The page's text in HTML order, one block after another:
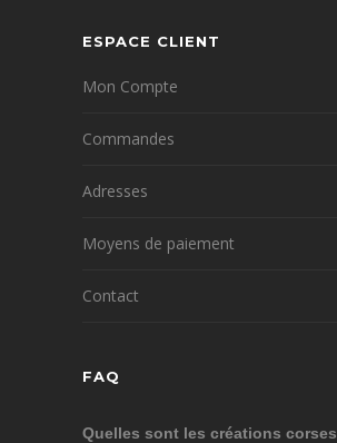
ESPACE CLIENT
Mon Compte
Commandes
Adresses
Moyens de paiement
Contact
FAQ
Quelles sont les créations corses